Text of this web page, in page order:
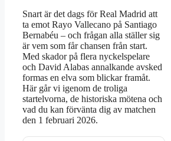
Snart är det dags för Real Madrid att
ta emot Rayo Vallecano på Santiago
Bernabéu – och frågan alla ställer sig
är vem som får chansen från start.
Med skador på flera nyckelspelare
och David Alabas annalkande avsked
formas en elva som blickar framåt.
Här går vi igenom de troliga
startelvorna, de historiska mötena och
vad du kan förvänta dig av matchen
den 1 februari 2026.